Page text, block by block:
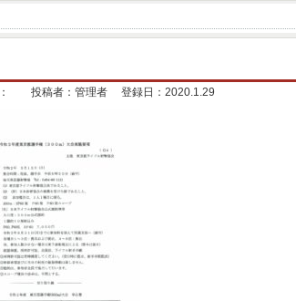
： 投稿者：管理者 登録日：2020.1.29